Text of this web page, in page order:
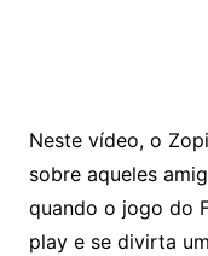
Neste vídeo, o
sobre aqueles
quando o jogo do
play e se divirta